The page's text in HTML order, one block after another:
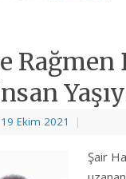
19 Ekim 2021 |
Şair